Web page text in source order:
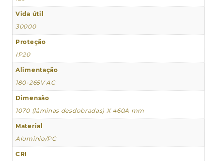
Vida útil
30000
Proteção
IP20
Alimentação
180-265V AC
Dimensão
1070 (lâminas desdobradas) X 460A mm
Material
Aluminio/PC
CRI